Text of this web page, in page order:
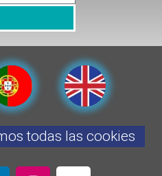
todas las cookies